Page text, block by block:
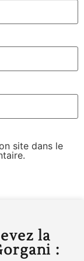
site dans le
la
: